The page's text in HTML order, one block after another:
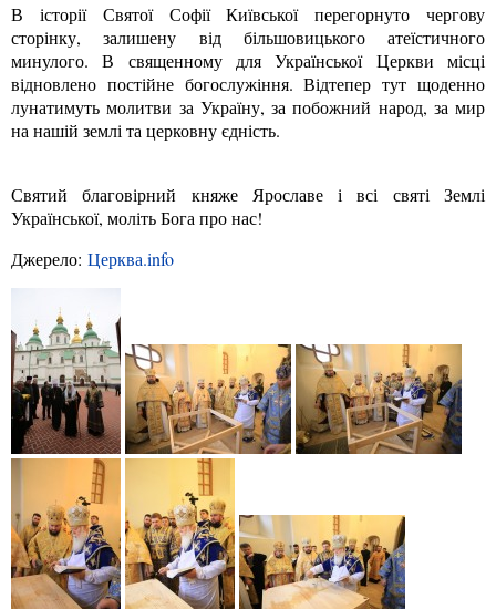
В історії Святої Софії Київської перегорнуто чергову
сторінку, залишену від більшовицького атеїстичного
минулого. В священному для Української Церкви місці
відновлено постійне богослужіння. Відтепер тут щоденно
лунатимуть молитви за Україну, за побожний народ, за мир
на нашій землі та церковну єдність.
Святий благовірний княже Ярославе і всі святі Землі
Української, моліть Бога про нас!
Джерело: Церква.info